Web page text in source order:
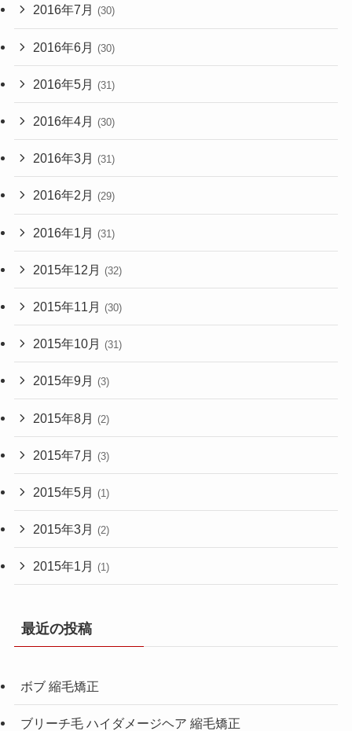
2016年7月 (30)
2016年6月 (30)
2016年5月 (31)
2016年4月 (30)
2016年3月 (31)
2016年2月 (29)
2016年1月 (31)
2015年12月 (32)
2015年11月 (30)
2015年10月 (31)
2015年9月 (3)
2015年8月 (2)
2015年7月 (3)
2015年5月 (1)
2015年3月 (2)
2015年1月 (1)
最近の投稿
ボブ 縮毛矯正
ブリーチ毛 ハイダメージヘア 縮毛矯正